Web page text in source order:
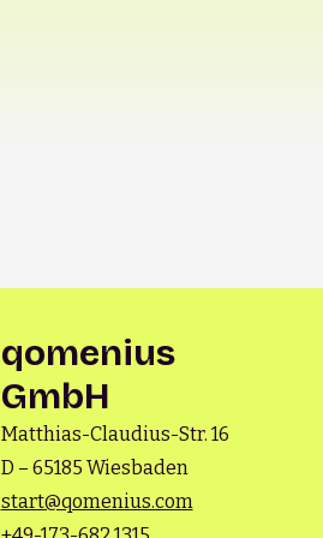
qomenius
GmbH
Matthias-Claudius-Str. 16
D – 65185 Wiesbaden
start@qomenius.com